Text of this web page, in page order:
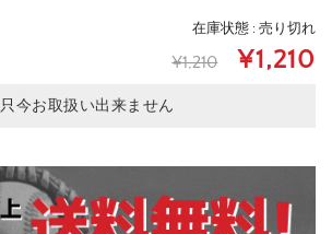
在庫状態 : 売り切れ
¥1,210 ¥1,210
只今お取扱い出来ません